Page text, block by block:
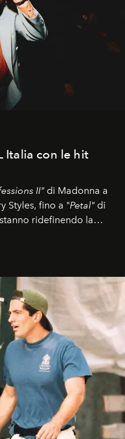
Italia con le hit
II" di Madonna a
Styles, fino a "Petal" di
ridefinendo la